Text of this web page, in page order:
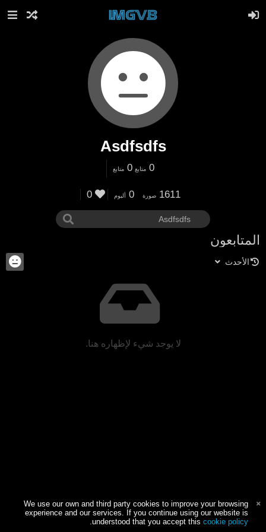
Asdfsdfs
0 متابع 0 متابع
1611 صورة 0 ألبوم 0
المتابعون
الأحدث
لا يوجد شيء لإظهاره هنا.
We use our own and third party cookies to improve your browsing
experience and our services. If you continue using our website is
understood that you accept this cookie policy
.